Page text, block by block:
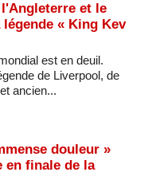
et le
« King Kev
est en deuil.
de Liverpool, de
ancien...
douleur »
en finale de la